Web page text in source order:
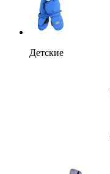
Детские